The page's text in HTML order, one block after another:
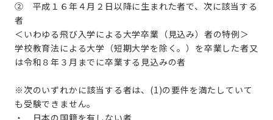
② 平成１６年４月２日以降に生まれた者で、次に該当する
者
＜いわゆる飛び入学による大学卒業（見込み）者の特例＞
学校教育法による大学（短期大学を除く。）を卒業した者又
は令和８年３月までに卒業する見込みの者
※次のいずれかに該当する者は、 (1)の要件を満たしていて
も受験できません。
・ 日本の国籍を有しない者